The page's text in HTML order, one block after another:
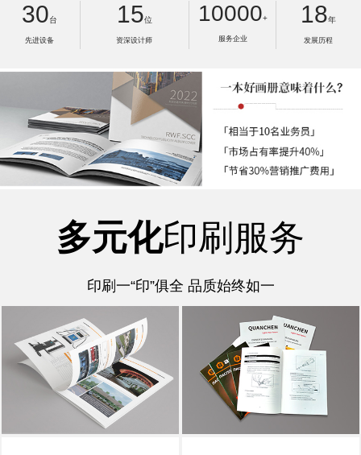
30台
先进设备
15位
资深设计师
10000+
服务企业
18年
发展历程
多元化印刷服务
印刷一“印”俱全 品质始终如一